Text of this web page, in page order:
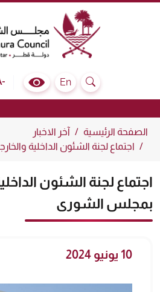
State of Qatar
Search
En
Selector
bigger
size normal
Text size smaller
الصفحة الرئيسية
آخر الاخبار
اجتماع لجنة الشئون الداخلية
اجتماع لجنة الشئون
بمجلس الشورى
10 يونيو 2024